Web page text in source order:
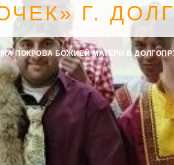
Г.
ПОКРОВА БОЖИЕЙ МАТЕРИ В